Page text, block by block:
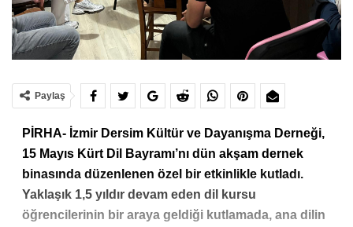
Paylaş
PİRHA- İzmir Dersim Kültür ve Dayanışma Derneği,
15 Mayıs Kürt Dil Bayramı’nı dün akşam dernek
binasında düzenlenen özel bir etkinlikle kutladı.
Yaklaşık 1,5 yıldır devam eden dil kursu
öğrencilerinin bir araya geldiği kutlamada, ana dilin